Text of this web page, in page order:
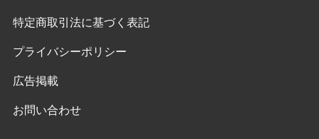
特定商取引法に基づく表記
プライバシーポリシー
広告掲載
お問い合わせ